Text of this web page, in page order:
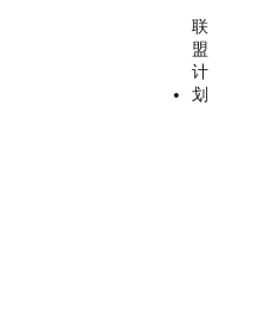
联
盟
计
划